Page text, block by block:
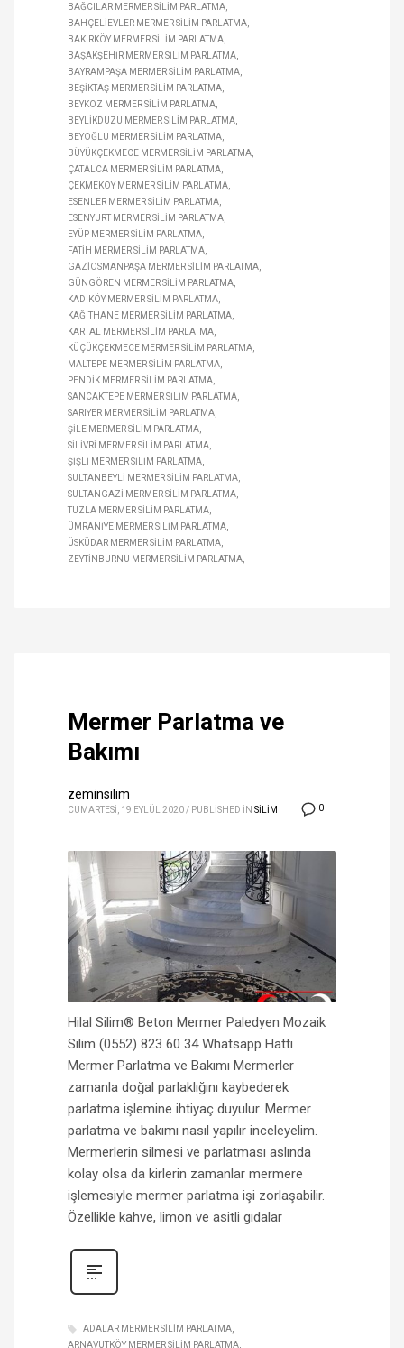
BAĞCILAR MERMER SILIM PARLATMA
BAHÇELIEVLER MERMER SILIM PARLATMA
BAKIRKÖY MERMER SILIM PARLATMA
BAŞAKŞEHIR MERMER SILIM PARLATMA
BAYRAMPAŞA MERMER SILIM PARLATMA
BEŞIKTAŞ MERMER SILIM PARLATMA
BEYKOZ MERMER SILIM PARLATMA
BEYLIKDÜZÜ MERMER SILIM PARLATMA
BEYOĞLU MERMER SILIM PARLATMA
BÜYÜKÇEKMECE MERMER SILIM PARLATMA
ÇATALCA MERMER SILIM PARLATMA
ÇEKMEKÖY MERMER SILIM PARLATMA
ESENLER MERMER SILIM PARLATMA
ESENYURT MERMER SILIM PARLATMA
EYÜP MERMER SILIM PARLATMA
FATIH MERMER SILIM PARLATMA
GAZIOSMANPAŞA MERMER SILIM PARLATMA
GÜNGÖREN MERMER SILIM PARLATMA
KADIKÖY MERMER SILIM PARLATMA
KAĞITHANE MERMER SILIM PARLATMA
KARTAL MERMER SILIM PARLATMA
KÜÇÜKÇEKMECE MERMER SILIM PARLATMA
MALTEPE MERMER SILIM PARLATMA
PENDIK MERMER SILIM PARLATMA
SANCAKTEPE MERMER SILIM PARLATMA
SARIYER MERMER SILIM PARLATMA
ŞILE MERMER SILIM PARLATMA
SILIVRI MERMER SILIM PARLATMA
ŞIŞLI MERMER SILIM PARLATMA
SULTANBEYLI MERMER SILIM PARLATMA
SULTANGAZI MERMER SILIM PARLATMA
TUZLA MERMER SILIM PARLATMA
ÜMRANIYE MERMER SILIM PARLATMA
ÜSKÜDAR MERMER SILIM PARLATMA
ZEYTINBURNU MERMER SILIM PARLATMA
Mermer Parlatma ve
Bakımı
0
zeminsilim
CUMARTESI, 19 EYLÜL 2020 / PUBLISHED IN SİLİM
Hilal Silim® Beton Mermer Paledyen Mozaik
Silim (0552) 823 60 34 Whatsapp Hattı
Mermer Parlatma ve Bakımı Mermerler
zamanla doğal parlaklığını kaybederek
parlatma işlemine ihtiyaç duyulur. Mermer
parlatma ve bakımı nasıl yapılır inceleyelim.
Mermerlerin silmesi ve parlatması aslında
kolay olsa da kirlerin zamanlar mermere
işlemesiyle mermer parlatma işi zorlaşabilir.
Özellikle kahve, limon ve asitli gıdalar
ADALAR MERMER SILIM PARLATMA
ARNAVUTKÖY MERMER SILIM PARLATMA